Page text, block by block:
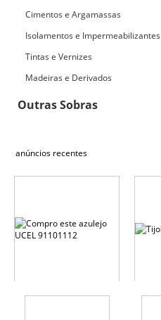
Cimentos e Argamassas
Isolamentos e Impermeabilizantes
Tintas e Vernizes
Madeiras e Derivados
Outras Sobras
anúncios recentes